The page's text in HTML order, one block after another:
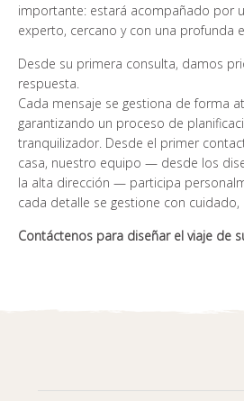
importante: estará acompañado por
experto, cercano y con una profunda
Desde su primera consulta, damos
respuesta.
Cada mensaje se gestiona de forma
garantizando un proceso de
tranquilizador. Desde el primer
casa, nuestro equipo — desde los
la alta dirección — participa
cada detalle se gestione con cuidado,
Contáctenos para diseñar el viaje de